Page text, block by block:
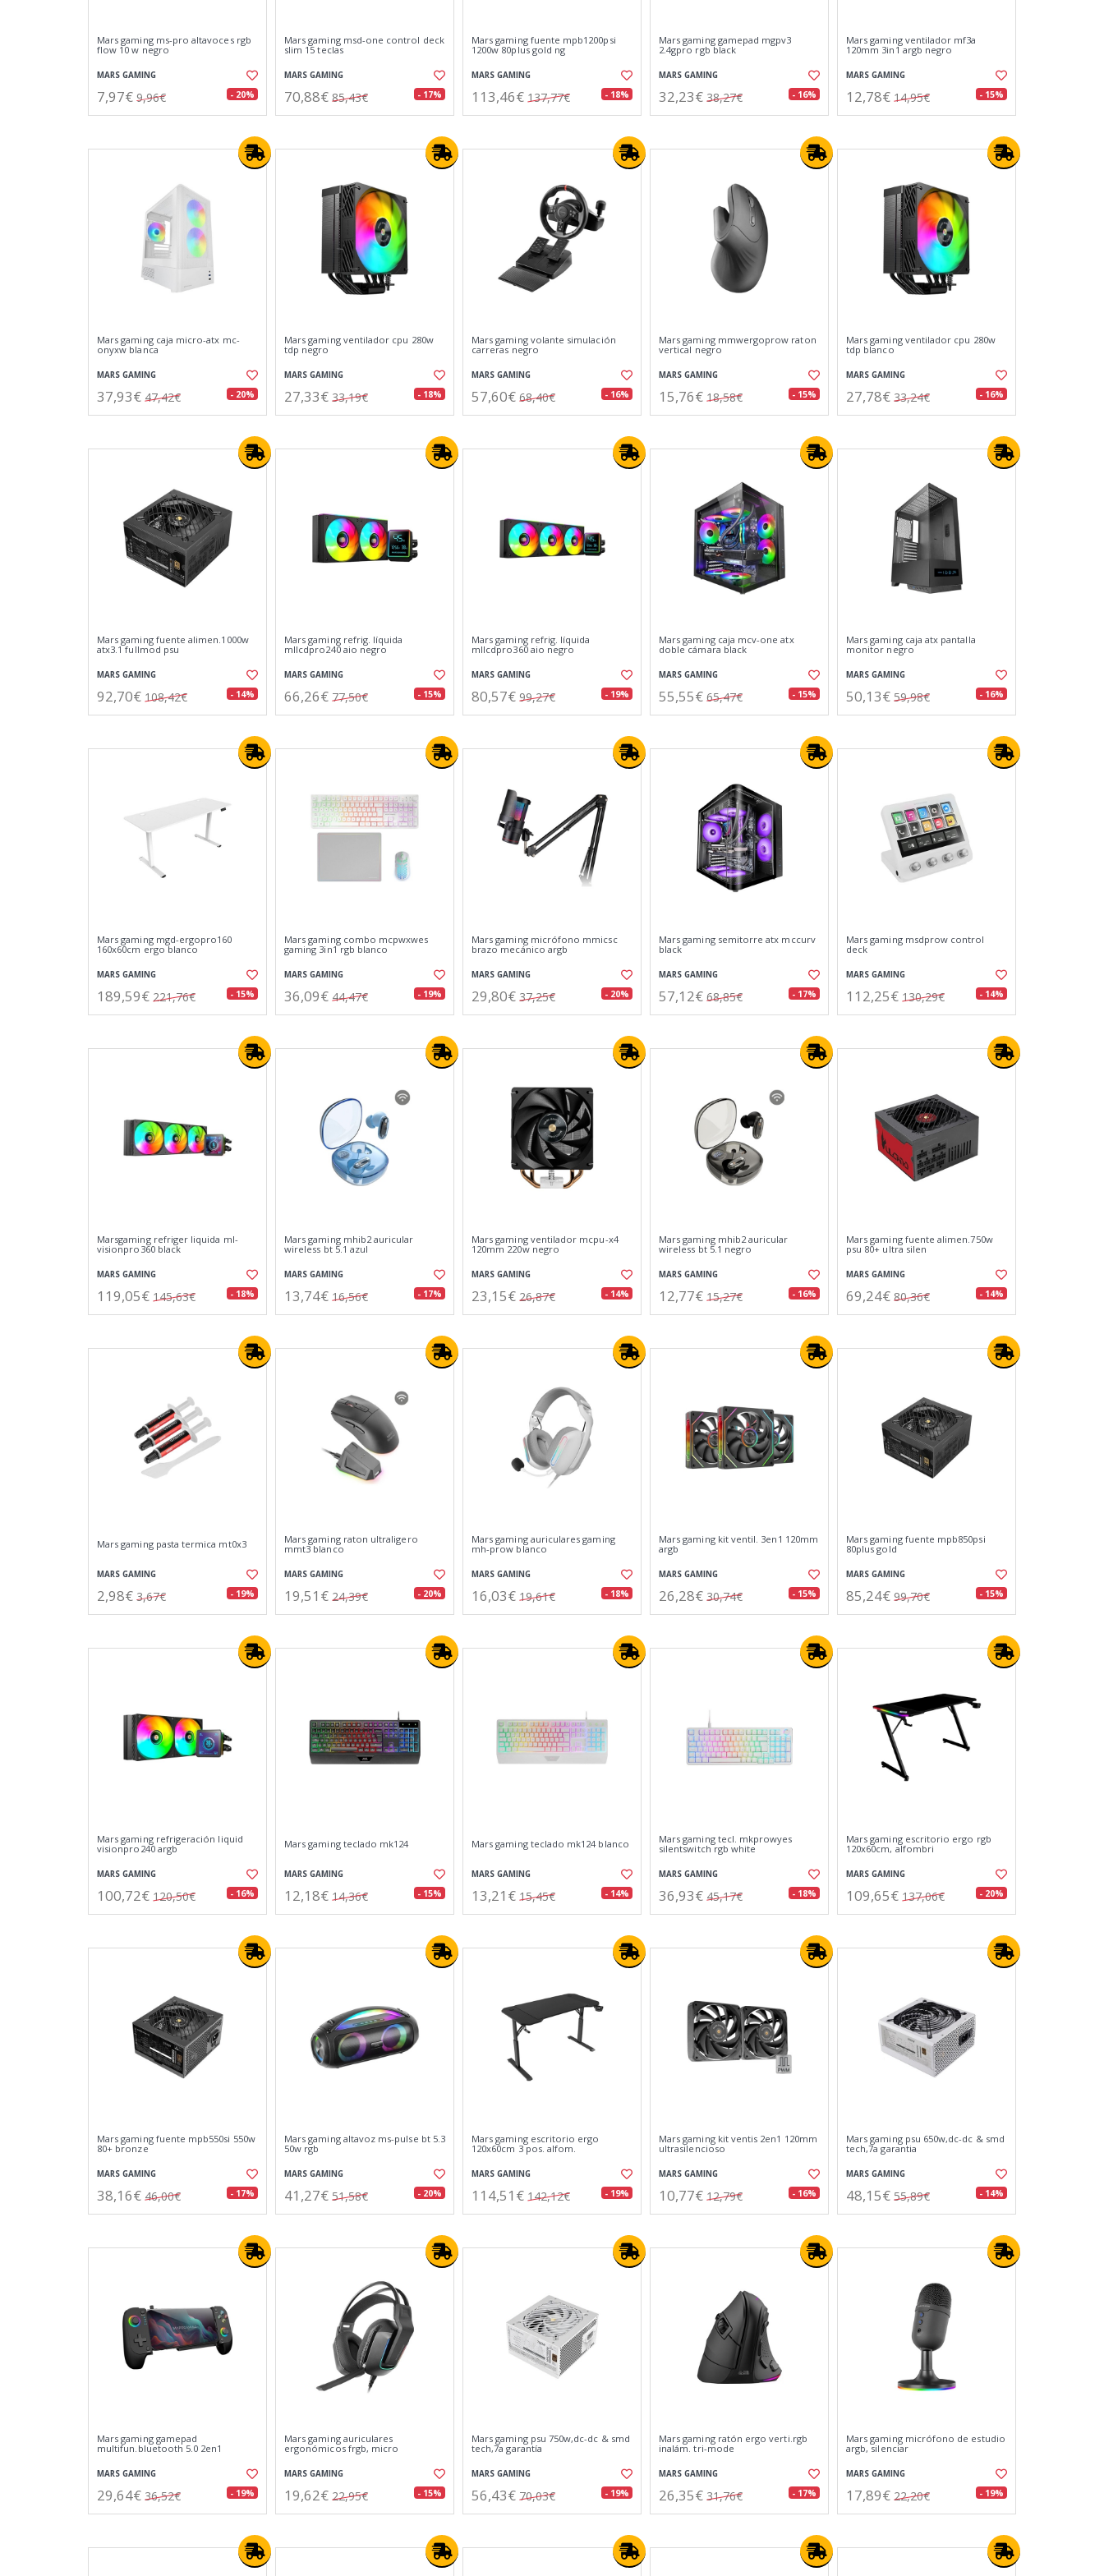
Mars gaming ms-pro altavoces rgb
flow 10 w negro
MARS GAMING
7,97€ 9,96€ - 20%
Mars gaming msd-one control deck
slim 15 teclas
MARS GAMING
70,88€ 85,43€ - 17%
Mars gaming fuente mpb1200psi
1200w 80plus gold ng
MARS GAMING
113,46€ 137,77€ - 18%
Mars gaming gamepad mgpv3
2.4gpro rgb black
MARS GAMING
32,23€ 38,27€ - 16%
Mars gaming ventilador mf3a
120mm 3in1 argb negro
MARS GAMING
12,78€ 14,95€ - 15%
Mars gaming caja micro-atx mc-
onyxw blanca
MARS GAMING
37,93€ 47,42€ - 20%
Mars gaming ventilador cpu 280w
tdp negro
MARS GAMING
27,33€ 33,19€ - 18%
Mars gaming volante simulación
carreras negro
MARS GAMING
57,60€ 68,40€ - 16%
Mars gaming mmwergoprow raton
vertical negro
MARS GAMING
15,76€ 18,58€ - 15%
Mars gaming ventilador cpu 280w
tdp blanco
MARS GAMING
27,78€ 33,24€ - 16%
Mars gaming fuente alimen.1000w
atx3.1 fullmod psu
MARS GAMING
92,70€ 108,42€ - 14%
Mars gaming refrig. líquida
mllcdpro240 aio negro
MARS GAMING
66,26€ 77,50€ - 15%
Mars gaming refrig. líquida
mllcdpro360 aio negro
MARS GAMING
80,57€ 99,27€ - 19%
Mars gaming caja mcv-one atx
doble cámara black
MARS GAMING
55,55€ 65,47€ - 15%
Mars gaming caja atx pantalla
monitor negro
MARS GAMING
50,13€ 59,98€ - 16%
Mars gaming mgd-ergopro160
160x60cm ergo blanco
MARS GAMING
189,59€ 221,76€ - 15%
Mars gaming combo mcpwxwes
gaming 3in1 rgb blanco
MARS GAMING
36,09€ 44,47€ - 19%
Mars gaming micrófono mmicsc
brazo mecánico argb
MARS GAMING
29,80€ 37,25€ - 20%
Mars gaming semitorre atx mccurv
black
MARS GAMING
57,12€ 68,85€ - 17%
Mars gaming msdprow control
deck
MARS GAMING
112,25€ 130,29€ - 14%
Marsgaming refriger liquida ml-
visionpro360 black
MARS GAMING
119,05€ 145,63€ - 18%
Mars gaming mhib2 auricular
wireless bt 5.1 azul
MARS GAMING
13,74€ 16,56€ - 17%
Mars gaming ventilador mcpu-x4
120mm 220w negro
MARS GAMING
23,15€ 26,87€ - 14%
Mars gaming mhib2 auricular
wireless bt 5.1 negro
MARS GAMING
12,77€ 15,27€ - 16%
Mars gaming fuente alimen.750w
psu 80+ ultra silen
MARS GAMING
69,24€ 80,36€ - 14%
Mars gaming pasta termica mt0x3
MARS GAMING
2,98€ 3,67€ - 19%
Mars gaming raton ultraligero
mmt3 blanco
MARS GAMING
19,51€ 24,39€ - 20%
Mars gaming auriculares gaming
mh-prow blanco
MARS GAMING
16,03€ 19,61€ - 18%
Mars gaming kit ventil. 3en1 120mm
argb
MARS GAMING
26,28€ 30,74€ - 15%
Mars gaming fuente mpb850psi
80plus gold
MARS GAMING
85,24€ 99,70€ - 15%
Mars gaming refrigeración liquid
visionpro240 argb
MARS GAMING
100,72€ 120,50€ - 16%
Mars gaming teclado mk124
MARS GAMING
12,18€ 14,36€ - 15%
Mars gaming teclado mk124 blanco
MARS GAMING
13,21€ 15,45€ - 14%
Mars gaming tecl. mkprowyes
silentswitch rgb white
MARS GAMING
36,93€ 45,17€ - 18%
Mars gaming escritorio ergo rgb
120x60cm, alfombri
MARS GAMING
109,65€ 137,06€ - 20%
Mars gaming fuente mpb550si 550w
80+ bronze
MARS GAMING
38,16€ 46,00€ - 17%
Mars gaming altavoz ms-pulse bt 5.3
50w rgb
MARS GAMING
41,27€ 51,58€ - 20%
Mars gaming escritorio ergo
120x60cm 3 pos. alfom.
MARS GAMING
114,51€ 142,12€ - 19%
Mars gaming kit ventis 2en1 120mm
ultrasilencioso
MARS GAMING
10,77€ 12,79€ - 16%
Mars gaming psu 650w,dc-dc & smd
tech,7a garantia
MARS GAMING
48,15€ 55,89€ - 14%
Mars gaming gamepad
multifun.bluetooth 5.0 2en1
MARS GAMING
29,64€ 36,52€ - 19%
Mars gaming auriculares
ergonómicos frgb, micro
MARS GAMING
19,62€ 22,95€ - 15%
Mars gaming psu 750w,dc-dc & smd
tech,7a garantía
MARS GAMING
56,43€ 70,03€ - 19%
Mars gaming ratón ergo verti.rgb
inalám. tri-mode
MARS GAMING
26,35€ 31,76€ - 17%
Mars gaming micrófono de estudio
argb, silenciar
MARS GAMING
17,89€ 22,20€ - 19%